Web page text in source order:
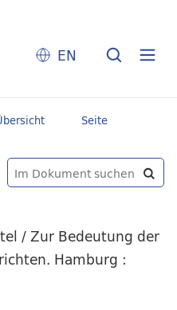
EN
Seite
/ Zur Bedeutung der
Hamburg :